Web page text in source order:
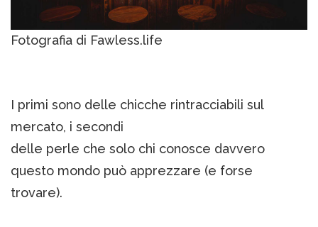
Fotografia di Fawless.life
I primi sono delle chicche rintracciabili sul
mercato, i secondi
delle perle che solo chi conosce davvero
questo mondo può apprezzare (e forse
trovare).